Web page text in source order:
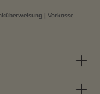
| Vorkasse